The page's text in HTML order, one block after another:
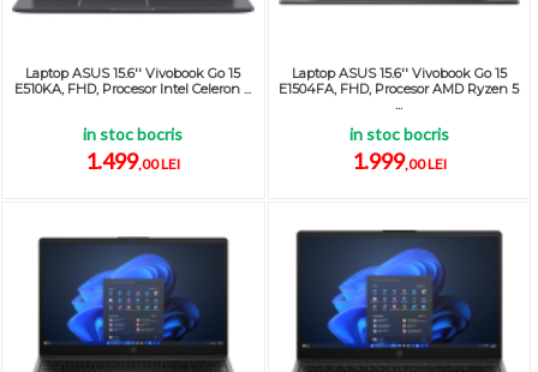
Laptop ASUS 15.6'' Vivobook Go 15
E510KA, FHD, Procesor Intel Celeron ...
in stoc bocris
1.499,00 LEI
Laptop ASUS 15.6'' Vivobook Go 15
E1504FA, FHD, Procesor AMD Ryzen 5
in stoc bocris
1.999,00 LEI